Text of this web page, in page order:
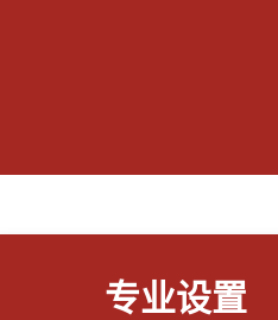
专业设置